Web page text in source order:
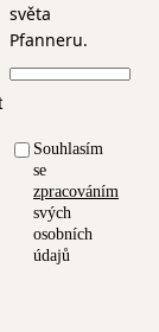
světa
Pfanneru.
Souhlasím
se
zpracováním
svých
osobních
údajů